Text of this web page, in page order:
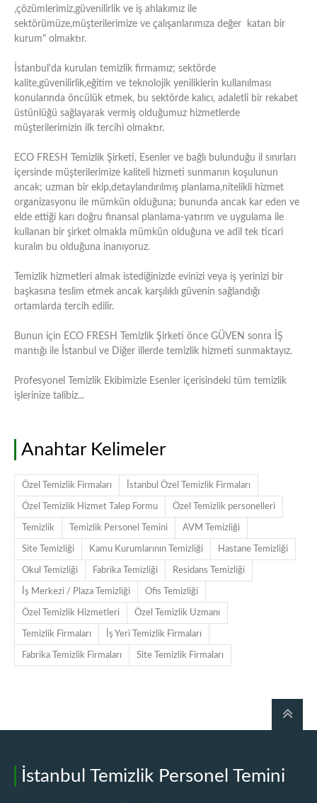
,çözümlerimiz,güvenilirlik ve iş ahlakımız ile
sektörümüze,müşterilerimize ve çalışanlarımıza değer katan bir
kurum" olmaktır.
İstanbul'da kurulan temizlik firmamız; sektörde
kalite,güvenilirlik,eğitim ve teknolojik yeniliklerin kullanılması
konularında öncülük etmek, bu sektörde kalıcı, adaletli bir rekabet
üstünlüğü sağlayarak vermiş olduğumuz hizmetlerde
müşterilerimizin ilk tercihi olmaktır.
ECO FRESH Temizlik Şirketi, Esenler ve bağlı bulunduğu il sınırları
içersinde müşterilerimize kaliteli hizmeti sunmanın koşulunun
ancak; uzman bir ekip,detaylandırılmış planlama,nitelikli hizmet
organizasyonu ile mümkün olduğuna; bununda ancak kar eden ve
elde ettiği karı doğru finansal planlama-yatırım ve uygulama ile
kullanan bir şirket olmakla mümkün olduğuna ve adil tek ticari
kuralın bu olduğuna inanıyoruz.
Temizlik hizmetleri almak istediğinizde evinizi veya iş yerinizi bir
başkasına teslim etmek ancak karşılıklı güvenin sağlandığı
ortamlarda tercih edilir.
Bunun için ECO FRESH Temizlik Şirketi önce GÜVEN sonra İŞ
mantığı ile İstanbul ve Diğer illerde temizlik hizmeti sunmaktayız.
Profesyonel Temizlik Ekibimizle Esenler içerisindeki tüm temizlik
işlerinize talibiz...
Anahtar Kelimeler
Özel Temizlik Firmaları İstanbul Özel Temizlik Firmaları
Özel Temizlik Hizmet Talep Formu Özel Temizlik personelleri
Temizlik Temizlik Personel Temini AVM Temizliği
Site Temizliği Kamu Kurumlarının Temizliği Hastane Temizliği
Okul Temizliği Fabrika Temizliği Residans Temizliği
İş Merkezi / Plaza Temizliği Ofis Temizliği
Özel Temizlik Hizmetleri Özel Temizlik Uzmanı
Temizlik Firmaları İş Yeri Temizlik Firmaları
Fabrika Temizlik Firmaları Site Temizlik Firmaları
İstanbul Temizlik Personel Temini